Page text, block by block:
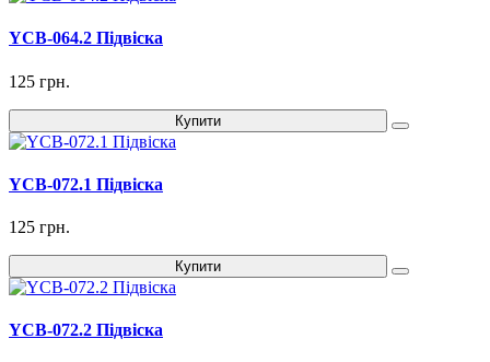
YCB-064.2 Підвіска
125 грн.
Купити
YCB-072.1 Підвіска
125 грн.
Купити
YCB-072.2 Підвіска